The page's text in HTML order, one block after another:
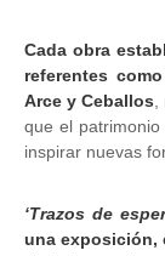
Cada obra
referentes
Arce y Ceballos,
que el
inspirar nuevas
‘Trazos de
una exposición,